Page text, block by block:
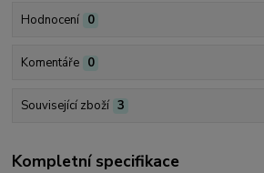
Hodnocení 0
Komentáře 0
Související zboží 3
Kompletní specifikace